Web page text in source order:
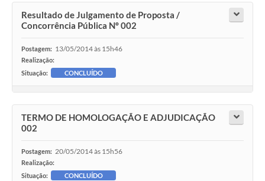
Resultado de Julgamento de Proposta /
Concorrência Pública Nº 002
Postagem: 13/05/2014 às 15h46
Realização:
Situação:
CONCLUÍDO
TERMO DE HOMOLOGAÇÃO E ADJUDICAÇÃO
002
Postagem: 20/05/2014 às 15h56
Realização:
Situação:
CONCLUÍDO